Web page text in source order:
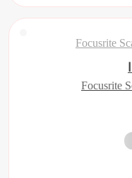
Focusrite